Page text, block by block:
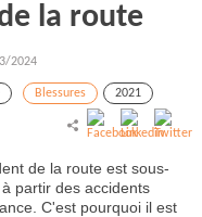
la route
2024
Blessures 2021
de la route est sous-
partir des accidents
C'est pourquoi il est